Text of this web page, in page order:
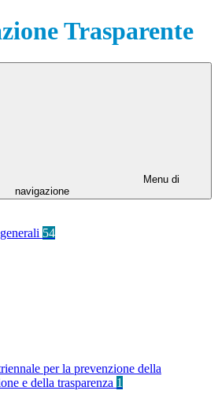
Trasparente
Menu di
navigazione
54
per la prevenzione della
e della trasparenza 1